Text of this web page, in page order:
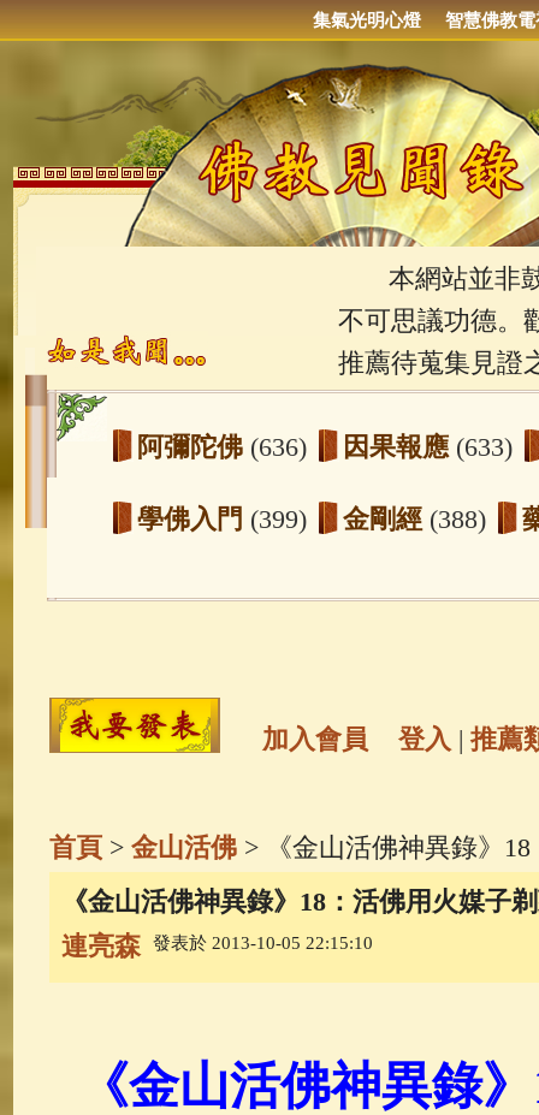
集氣光明心燈 智慧佛教電
本網站並非鼓
不可思議功德。
推薦待蒐集見證
阿彌陀佛 (636) 因果報應 (633)
學佛入門 (399) 金剛經 (388)
玉曆寶鈔(236) 地藏經(225)
高僧故事 (142) 放生護生 (133)
一切如來心秘密全身舍利寶篋印
生活禪(70) 釋迦牟尼佛傳
佛典故事(37) 佛說療痔(腫瘤)
加入會員 登入 | 推薦
首頁> 金山活佛> 《金山活佛神異錄》
《金山活佛神異錄》18：活佛用火媒子
連亮森
發表於 2013-10-05 22:15:10
《金山活佛神異錄